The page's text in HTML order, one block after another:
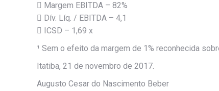
 Margem EBITDA – 82%
 Dív. Líq. / EBITDA – 4,1
 ICSD – 1,69 x
¹ Sem o efeito da margem de 1% reconhecida
Itatiba, 21 de novembro de 2017.
Augusto Cesar do Nascimento Beber